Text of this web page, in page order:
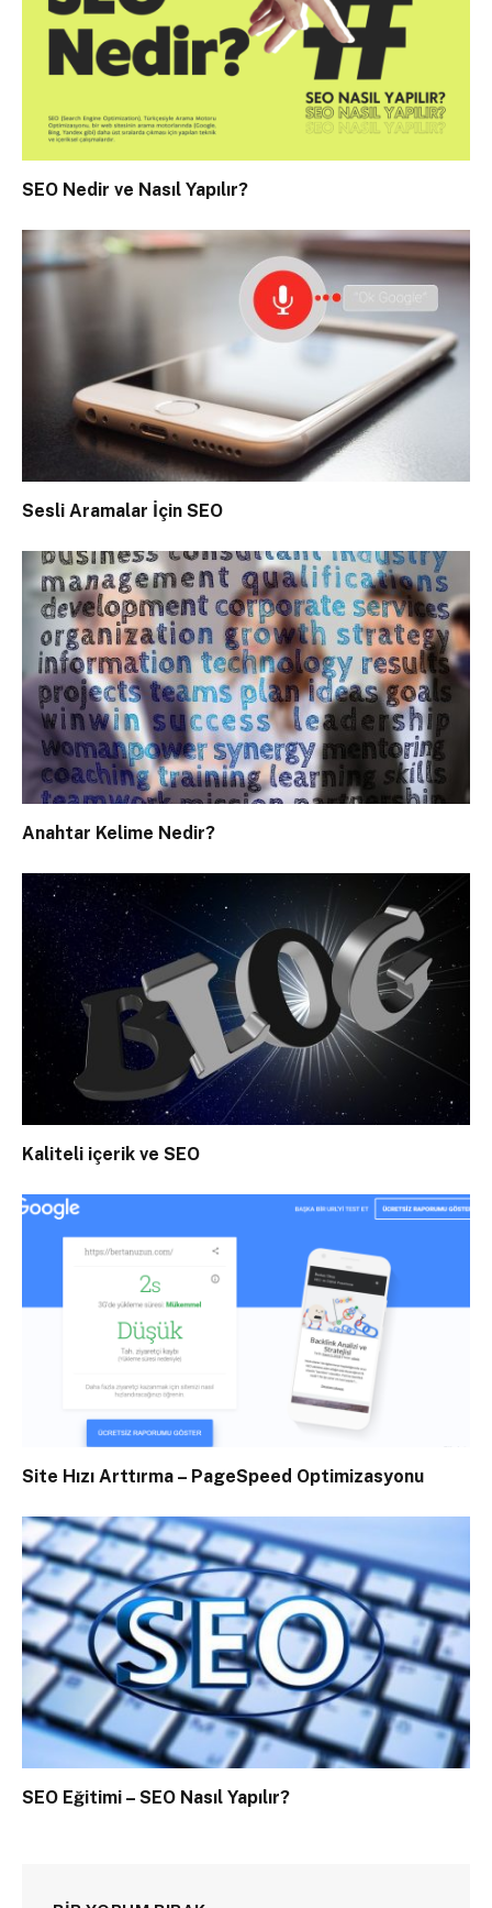
SEO Nedir ve Nasıl Yapılır?
Sesli Aramalar İçin SEO
Anahtar Kelime Nedir?
Kaliteli içerik ve SEO
Site Hızı Arttırma – PageSpeed Optimizasyonu
SEO Eğitimi – SEO Nasıl Yapılır?